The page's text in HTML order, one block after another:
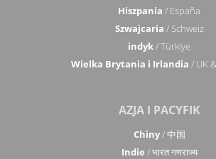
Hiszpania / España
Szwajcaria / Schweiz
indyk/ Türkiye
Wielka Brytania i Irlandia / UK
AZJA I PACYFIK
Chiny/ 中国
Indie / भारत गणराज्य